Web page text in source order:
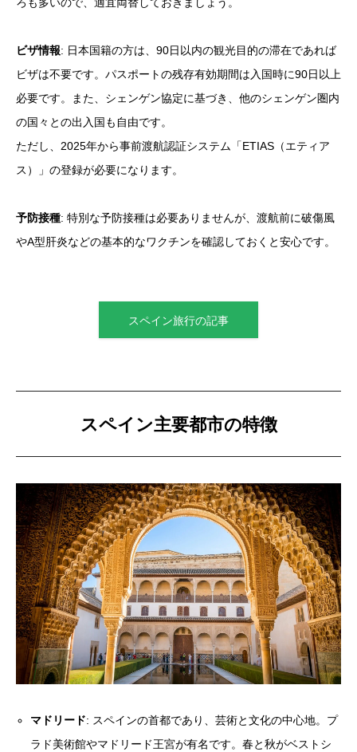
ろも多いので、適宜両替しておきましょう。
ビザ情報: 日本国籍の方は、90日以内の観光目的の滞在であれば
ビザは不要です。パスポートの残存有効期間は入国時に90日以上
必要です。また、シェンゲン協定に基づき、他のシェンゲン圏内
の国々との出入国も自由です。
ただし、2025年から事前渡航認証システム「ETIAS（エティア
ス）」の登録が必要になります。
予防接種: 特別な予防接種は必要ありませんが、渡航前に破傷風
やA型肝炎などの基本的なワクチンを確認しておくと安心です。
スペイン旅行の記事
スペイン主要都市の特徴
マドリード: スペインの首都であり、芸術と文化の中心地。プ
ラド美術館やマドリード王宮が有名です。春と秋がベストシ